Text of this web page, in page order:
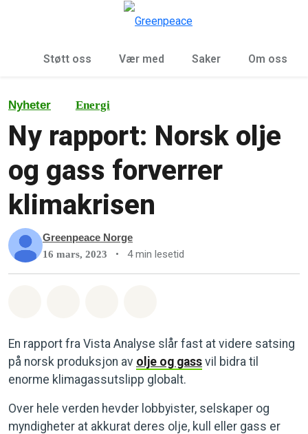
Støtt oss Vær med Saker Om oss
Nyheter Energi
Ny rapport: Norsk olje
og gass forverrer
klimakrisen
Greenpeace Norge
16 mars, 2023 • 4 min lesetid
En rapport fra Vista Analyse slår fast at videre satsing
på norsk produksjon av olje og gass vil bidra til
enorme klimagassutslipp globalt.
Over hele verden hevder lobbyister, selskaper og
myndigheter at akkurat deres olje, kull eller gass er